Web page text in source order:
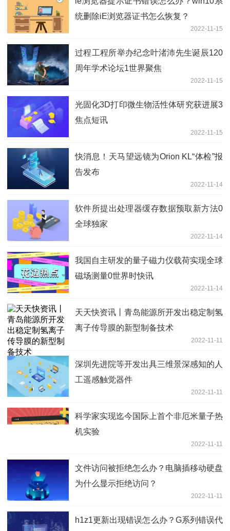
统删除iE浏览器证书怎么恢复？
2022-11-15
过程工程所举办纪念叶渚沛先生诞辰120
周年学术论坛1世界聚焦
2022-11-15
光固化3D打印微生物活性体研究获进展3
焦点短讯
2022-11-15
快消息！天马望远镜为Orion KL“体检”报
告发布
2022-11-14
软件所提出处理器缓存数据预取新方法0
全球独家
2022-11-14
我国自主研发的量子磁力仪载荷实现全球
磁场测量0世界时快讯
2022-11-14
天天快资讯丨青岛能源所开发出稳定制氢
离子传导膜的新型制备技术
2022-11-11
深圳先进院等开发出具三维景深感知的人
工遥感触觉器件
2022-11-11
科学家实现迄今国际上首个非厄米量子热
机实验
2022-11-11
文件访问被拒绝怎么办？电脑插移动硬盘
为什么显示拒绝访问？
2022-11-11
h1z1更新出现错误怎么办？G系列错误代